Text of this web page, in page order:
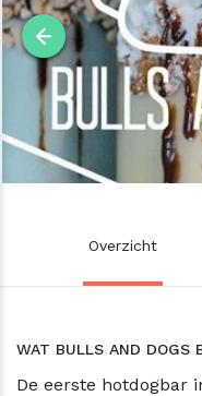
Overzicht
WAT BULLS AND DOGS
De eerste hotdogbar